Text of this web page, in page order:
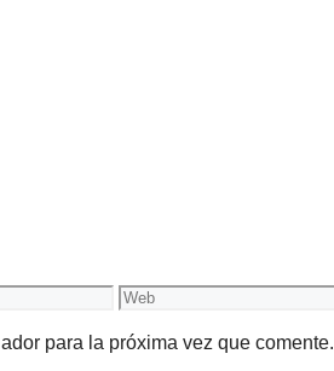
Web
para la próxima vez que comente.